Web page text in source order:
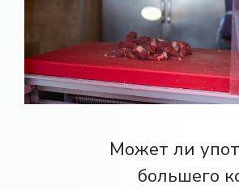
Может ли
большего